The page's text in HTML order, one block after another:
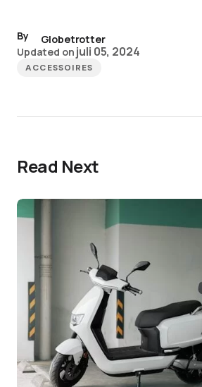
By
Globetrotter
Updated on juli 05, 2024
ACCESSOIRES
Read Next